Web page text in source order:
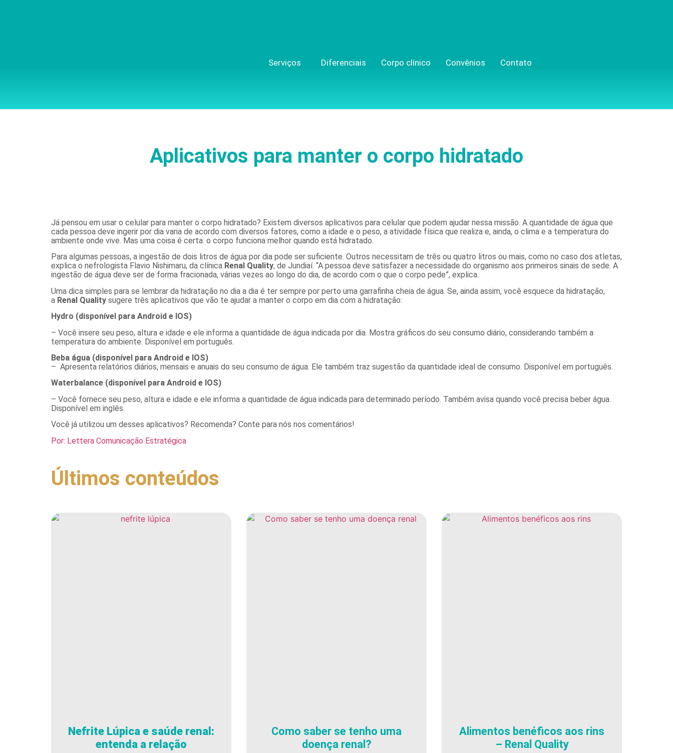
Serviços Diferenciais Corpo clínico Convênios Contato
Aplicativos para manter o corpo hidratado
Já pensou em usar o celular para manter o corpo hidratado? Existem diversos aplicativos para celular que podem ajudar nessa missão. A quantidade de água que
cada pessoa deve ingerir por dia varia de acordo com diversos fatores, como a idade e o peso, a atividade física que realiza e, ainda, o clima e a temperatura do
ambiente onde vive. Mas uma coisa é certa: o corpo funciona melhor quando está hidratado.
Para algumas pessoas, a ingestão de dois litros de água por dia pode ser suficiente. Outros necessitam de três ou quatro litros ou mais, como no caso dos atletas,
explica o nefrologista Flavio Nishimaru, da clínica Renal Quality, de Jundiaí. “A pessoa deve satisfazer a necessidade do organismo aos primeiros sinais de sede. A
ingestão de água deve ser de forma fracionada, várias vezes ao longo do dia, de acordo com o que o corpo pede”, explica.
Uma dica simples para se lembrar da hidratação no dia a dia é ter sempre por perto uma garrafinha cheia de água. Se, ainda assim, você esquece da hidratação,
a Renal Quality sugere três aplicativos que vão te ajudar a manter o corpo em dia com a hidratação:
Hydro (disponível para Android e IOS)
– Você insere seu peso, altura e idade e ele informa a quantidade de água indicada por dia. Mostra gráficos do seu consumo diário, considerando também a
temperatura do ambiente. Disponível em português.
Beba água (disponível para Android e IOS)
– Apresenta relatórios diários, mensais e anuais do seu consumo de água. Ele também traz sugestão da quantidade ideal de consumo. Disponível em português.
Waterbalance (disponível para Android e IOS)
– Você fornece seu peso, altura e idade e ele informa a quantidade de água indicada para determinado período. Também avisa quando você precisa beber água.
Disponível em inglês.
Você já utilizou um desses aplicativos? Recomenda? Conte para nós nos comentários!
Por: Lettera Comunicação Estratégica
Últimos conteúdos
Nefrite Lúpica e saúde renal:
entenda a relação
Como saber se tenho uma
doença renal?
Alimentos benéficos aos rins
– Renal Quality